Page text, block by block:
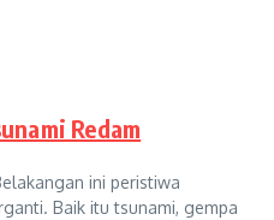
Redam
ini peristiwa
Baik itu tsunami, gempa